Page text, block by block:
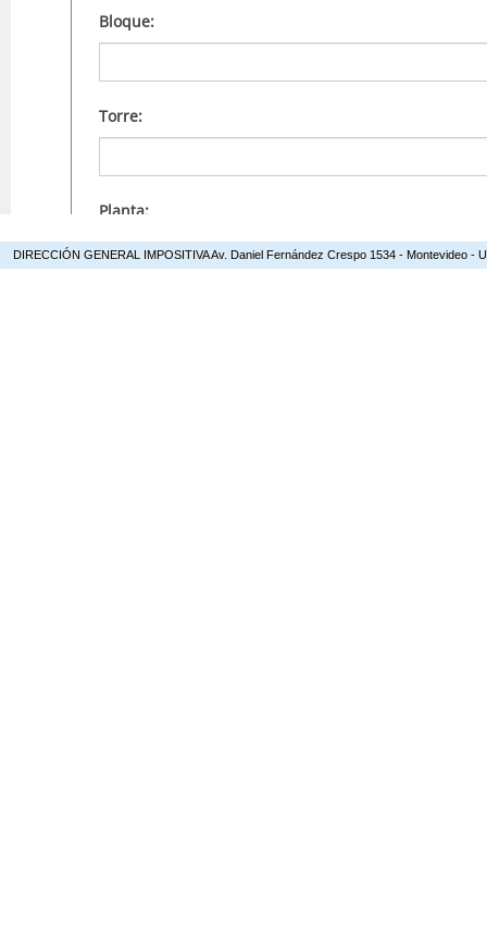
DIRECCIÓN GENERAL IMPOSITIVA Av. Daniel Fernández Crespo 1534 - Montevideo -